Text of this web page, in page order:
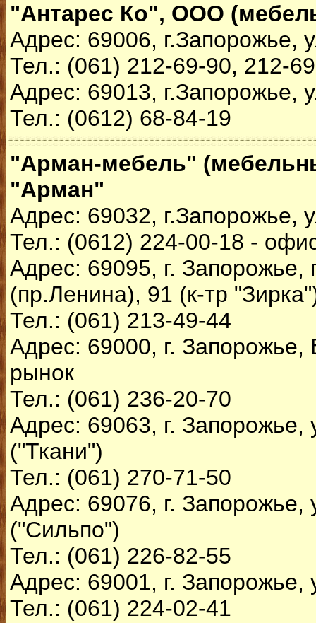
"Антарес Ко", ООО
Адрес: 69006, г.Запорожье,
Тел.: (061) 212-69-90, 212-
Адрес: 69013, г.Запорожье,
Тел.: (0612) 68-84-19
"Арман-мебель"
"Арман"
Адрес: 69032, г.Запорожье,
Тел.: (0612) 224-00-18 -
Адрес: 69095, г.
(пр.Ленина), 91 (к-тр
Тел.: (061) 213-49-44
Адрес: 69000, г. Запорожье,
рынок
Тел.: (061) 236-20-70
Адрес: 69063, г. Запорожье,
("Ткани")
Тел.: (061) 270-71-50
Адрес: 69076, г. Запорожье,
("Сильпо")
Тел.: (061) 226-82-55
Адрес: 69001, г.
Тел.: (061) 224-02-41